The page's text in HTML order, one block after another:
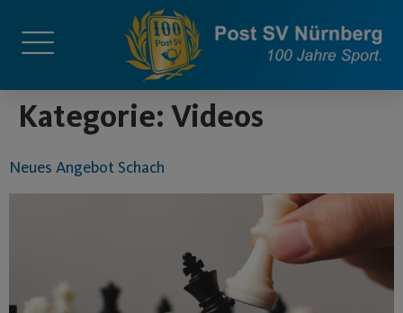
Kategorie: Videos
Neues Angebot Schach